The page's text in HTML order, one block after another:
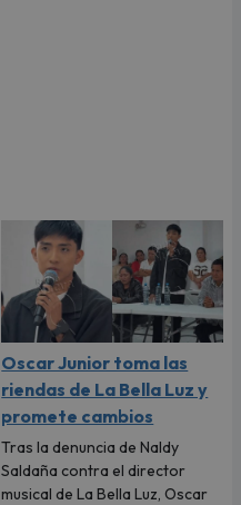
Oscar Junior toma las
riendas de La Bella Luz y
promete cambios
Tras la denuncia de Naldy
Saldaña contra el director
musical de La Bella Luz, Oscar